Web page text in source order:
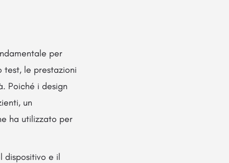
per
le prestazioni
Poiché i design
un
ha utilizzato per
dispositivo e il